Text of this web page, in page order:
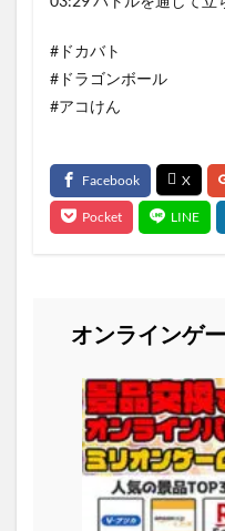
#ドカバト
#ドラゴンボール
#アコけん
オンラインゲ